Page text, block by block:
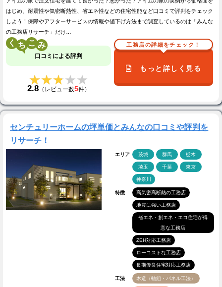
はじめ、耐震性や気密断熱性、省エネ性などの住宅性能など口コミで評判をチェック
しよう！保障やアフターサービスの情報や値下げ方法まで調査しているのは「みんな
の工務店リサーチ」だけ…
く こ
口コミによる評判
★★★★★
★★★★★
2.8（レビュー数5件）
工務店の詳細をチェック！
もっと詳しく見る
センチュリーホームの坪単価とみんなの口コミや評判を
リサーチ！
エリア 茨城 群馬 栃木
埼玉 千葉 東京
神奈川
特徴 高気密高断熱の工務店
地震に強い工務店
省エネ・創エネ・エコ住宅が得
意な工務店
ZEH対応工務店
ローコストな工務店
長期優良住宅対応工務店
工法 木造（軸組・パネル工法）